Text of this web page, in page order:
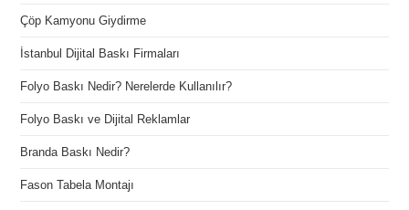
Çöp Kamyonu Giydirme
İstanbul Dijital Baskı Firmaları
Folyo Baskı Nedir? Nerelerde Kullanılır?
Folyo Baskı ve Dijital Reklamlar
Branda Baskı Nedir?
Fason Tabela Montajı